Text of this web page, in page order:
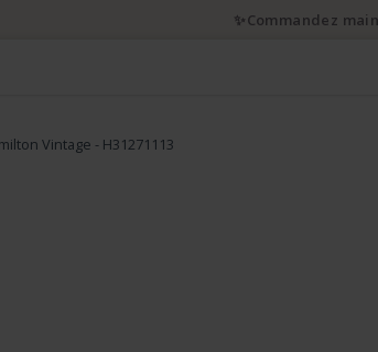
Vintage - H31271113
✨Commandez